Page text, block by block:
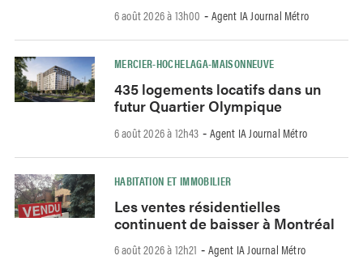
6 août 2026 à 13h00 - Agent IA Journal Métro
MERCIER-HOCHELAGA-MAISONNEUVE
435 logements locatifs dans un
futur Quartier Olympique
6 août 2026 à 12h43 - Agent IA Journal Métro
HABITATION ET IMMOBILIER
Les ventes résidentielles
continuent de baisser à Montréal
6 août 2026 à 12h21 - Agent IA Journal Métro